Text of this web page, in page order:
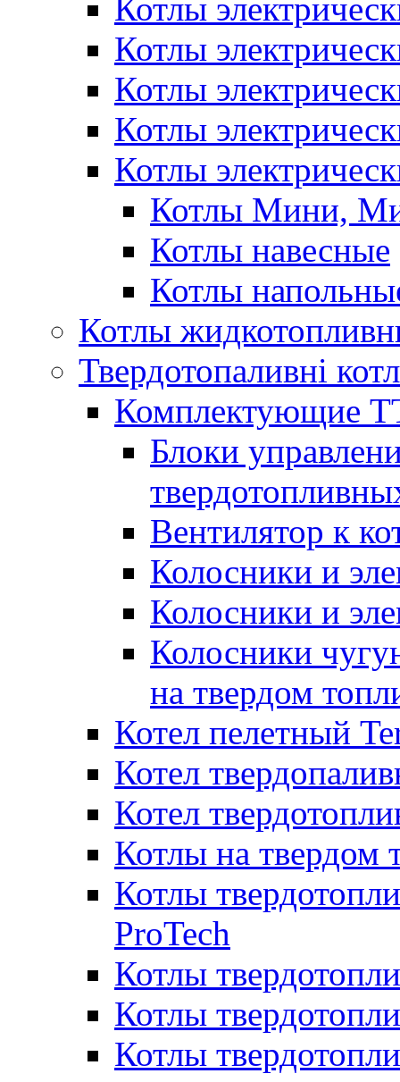
Котлы
Котлы
Котлы
Котлы
Котлы
Котлы Мини,
Котлы навесные
Котлы
Котлы
Твердотопаливні
Комплектующие
Блоки
Вентилятор к
Колосники и
Колосники и
Колосники
на твердом
Котел пелетный
Котел
Котел
Котлы на твердом
Котлы
ProTech
Котлы
Котлы
Котлы